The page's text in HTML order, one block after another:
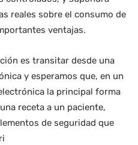
reales sobre el consumo de
ventajas.
es transitar desde una
y esperamos que, en un
la principal forma
receta a un paciente,
de seguridad que